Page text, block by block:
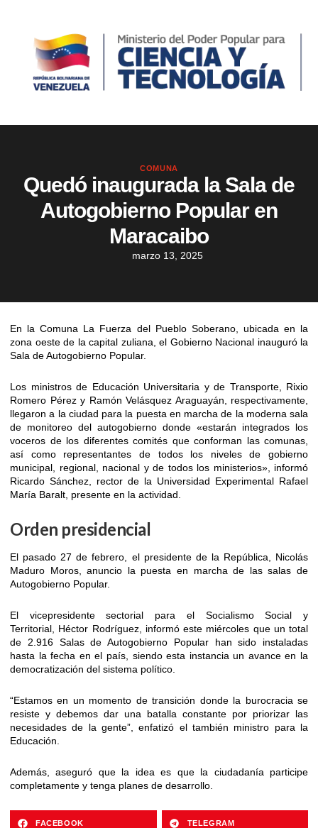
COMUNA
Quedó inaugurada la Sala de
Autogobierno Popular en
Maracaibo
marzo 13, 2025
En la Comuna La Fuerza del Pueblo Soberano, ubicada en la
zona oeste de la capital zuliana, el Gobierno Nacional inauguró la
Sala de Autogobierno Popular.
Los ministros de Educación Universitaria y de Transporte, Rixio
Romero Pérez y Ramón Velásquez Araguayán, respectivamente,
llegaron a la ciudad para la puesta en marcha de la moderna sala
de monitoreo del autogobierno donde «estarán integrados los
voceros de los diferentes comités que conforman las comunas,
así como representantes de todos los niveles de gobierno
municipal, regional, nacional y de todos los ministerios», informó
Ricardo Sánchez, rector de la Universidad Experimental Rafael
María Baralt, presente en la actividad.
Orden presidencial
El pasado 27 de febrero, el presidente de la República, Nicolás
Maduro Moros, anuncio la puesta en marcha de las salas de
Autogobierno Popular.
El vicepresidente sectorial para el Socialismo Social y
Territorial, Héctor Rodríguez, informó este miércoles que un total
de 2.916 Salas de Autogobierno Popular han sido instaladas
hasta la fecha en el país, siendo esta instancia un avance en la
democratización del sistema político.
“Estamos en un momento de transición donde la burocracia se
resiste y debemos dar una batalla constante por priorizar las
necesidades de la gente”, enfatizó el también ministro para la
Educación.
Además, aseguró que la idea es que la ciudadanía participe
completamente y tenga planes de desarrollo.
FACEBOOK TELEGRAM